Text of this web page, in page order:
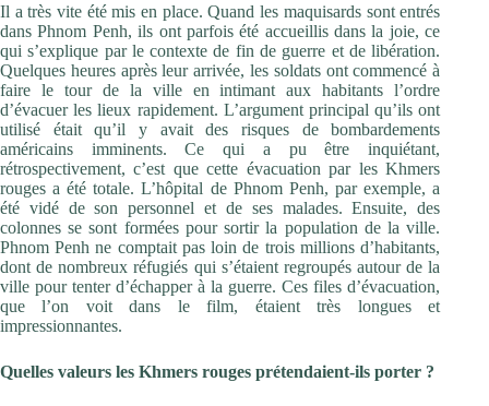
Il a très vite été mis en place. Quand les maquisards sont entrés
dans Phnom Penh, ils ont parfois été accueillis dans la joie, ce
qui s’explique par le contexte de fin de guerre et de libération.
Quelques heures après leur arrivée, les soldats ont commencé à
faire le tour de la ville en intimant aux habitants l’ordre
d’évacuer les lieux rapidement. L’argument principal qu’ils ont
utilisé était qu’il y avait des risques de bombardements
américains imminents. Ce qui a pu être inquiétant,
rétrospectivement, c’est que cette évacuation par les Khmers
rouges a été totale. L’hôpital de Phnom Penh, par exemple, a
été vidé de son personnel et de ses malades. Ensuite, des
colonnes se sont formées pour sortir la population de la ville.
Phnom Penh ne comptait pas loin de trois millions d’habitants,
dont de nombreux réfugiés qui s’étaient regroupés autour de la
ville pour tenter d’échapper à la guerre. Ces files d’évacuation,
que l’on voit dans le film, étaient très longues et
impressionnantes.
Quelles valeurs les Khmers rouges prétendaient-ils porter ?